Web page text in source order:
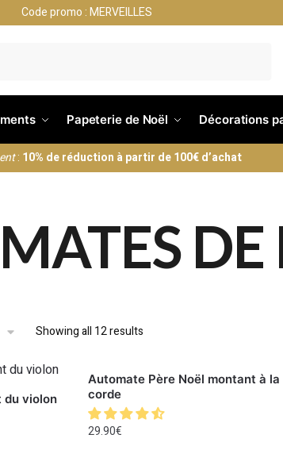
Code promo : MERVEILLES
Papeterie de Noël Décorations
: 10% de réduction à partir de 100€ d’achat
DE
Showing all 12 results
du violon
Automate Père Noël montant à la
corde
29.90€